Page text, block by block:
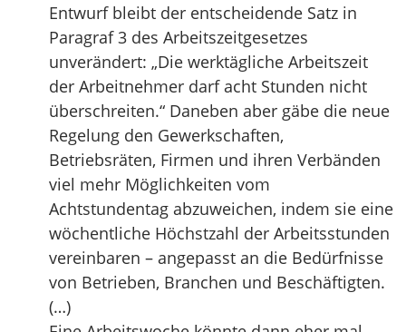
Entwurf bleibt der entscheidende Satz in
Paragraf 3 des Arbeitszeitgesetzes
unverändert: „Die werktägliche Arbeitszeit
der Arbeitnehmer darf acht Stunden nicht
überschreiten.“ Daneben aber gäbe die neue
Regelung den Gewerkschaften,
Betriebsräten, Firmen und ihren Verbänden
viel mehr Möglichkeiten vom
Achtstundentag abzuweichen, indem sie eine
wöchentliche Höchstzahl der Arbeitsstunden
vereinbaren – angepasst an die Bedürfnisse
von Betrieben, Branchen und Beschäftigten.
(…)